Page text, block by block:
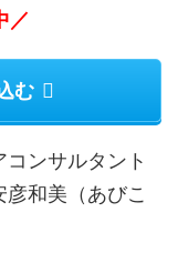
／
む
ンサルタント
和美（あびこ